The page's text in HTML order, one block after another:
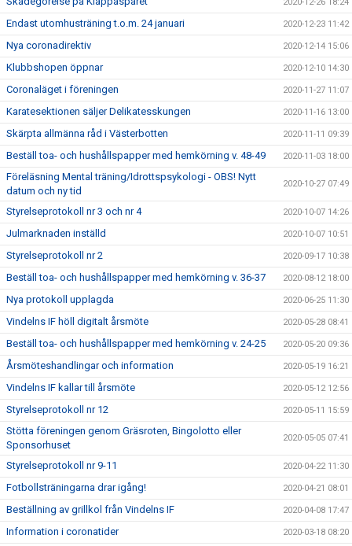
Endast utomhusträning t.o.m. 24 januari 2020-12-23 11:42
Nya coronadirektiv 2020-12-14 15:06
Klubbshopen öppnar 2020-12-10 14:30
Coronaläget i föreningen 2020-11-27 11:07
Karatesektionen säljer Delikatesskungen 2020-11-16 13:00
Skärpta allmänna råd i Västerbotten 2020-11-11 09:39
Beställ toa- och hushållspapper med hemkörning v. 48-49 2020-11-03 18:00
Föreläsning Mental träning/Idrottspsykologi - OBS! Nytt
datum och ny tid
2020-10-27 07:49
Styrelseprotokoll nr 3 och nr 4 2020-10-07 14:26
Julmarknaden inställd 2020-10-07 10:51
Styrelseprotokoll nr 2 2020-09-17 10:38
Beställ toa- och hushållspapper med hemkörning v. 36-37 2020-08-12 18:00
Nya protokoll upplagda 2020-06-25 11:30
Vindelns IF höll digitalt årsmöte 2020-05-28 08:41
Beställ toa- och hushållspapper med hemkörning v. 24-25 2020-05-20 09:36
Årsmöteshandlingar och information 2020-05-19 16:21
Vindelns IF kallar till årsmöte 2020-05-12 12:56
Styrelseprotokoll nr 12 2020-05-11 15:59
Stötta föreningen genom Gräsroten, Bingolotto eller
Sponsorhuset
2020-05-05 07:41
Styrelseprotokoll nr 9-11 2020-04-22 11:30
Fotbollsträningarna drar igång! 2020-04-21 08:01
Beställning av grillkol från Vindelns IF 2020-04-08 17:47
Information i coronatider 2020-03-18 08:20